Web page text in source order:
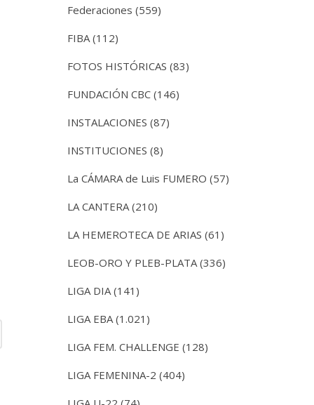
Federaciones (559)
FIBA (112)
FOTOS HISTÓRICAS (83)
FUNDACIÓN CBC (146)
INSTALACIONES (87)
INSTITUCIONES (8)
La CÁMARA de Luis FUMERO (57)
LA CANTERA (210)
LA HEMEROTECA DE ARIAS (61)
LEOB-ORO Y PLEB-PLATA (336)
LIGA DIA (141)
LIGA EBA (1.021)
LIGA FEM. CHALLENGE (128)
LIGA FEMENINA-2 (404)